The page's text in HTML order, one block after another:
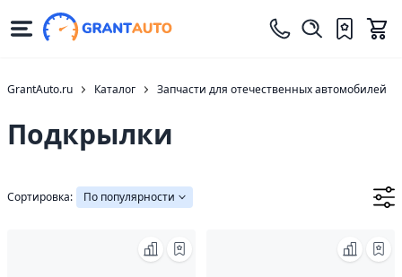
GrantAuto.ru Каталог Запчасти для отечественных автомобилей
Подкрылки
Сортировка: По популярности